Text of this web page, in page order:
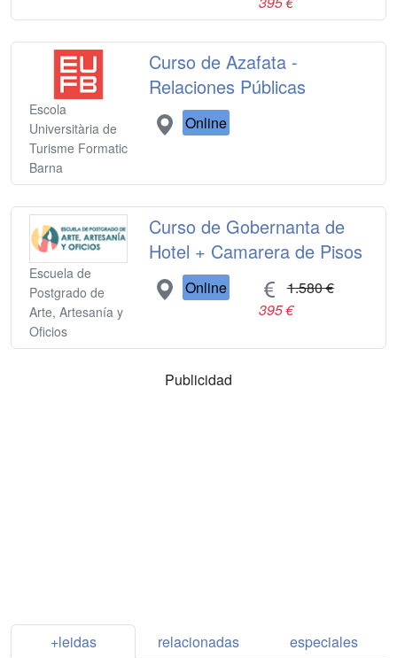
Escola
Universitària de
Turisme Formatic
Barna
Curso de Azafata -
Relaciones Públicas
Online
Escuela de
Postgrado de
Arte, Artesanía y
Oficios
Curso de Gobernanta de
Hotel + Camarera de Pisos
Online
1.580 €
395 €
Publicidad
+leidas relacionadas
especiales